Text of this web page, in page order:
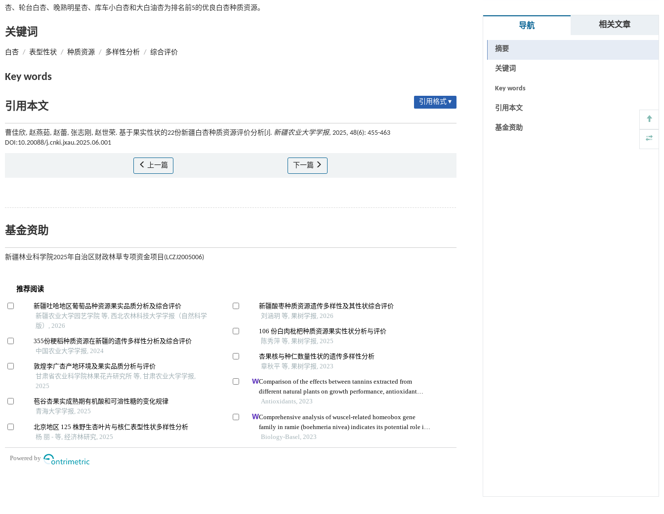
杏、轮台白杏、晚熟明星杏、库车小白杏和大白油杏为排名前5的优良白杏种质资源。
关键词
白杏 / 表型性状 / 种质资源 / 多样性分析 / 综合评价
Key words
引用本文 引用格式 ▾
曹佳欣, 赵燕茹, 赵蕾, 张志刚, 赵世荣. 基于果实性状的22份新疆白杏种质资源评价分析[J]. 新疆农业大学学报, 2025, 48(6): 455-463
DOI:10.20088/j.cnki.jxau.2025.06.001
上一篇 下一篇
基金资助
新疆林业科学院2025年自治区财政林草专项资金项目(LCZJ2005006)
导航 相关文章
摘要
关键词
Key words
引用本文
基金资助